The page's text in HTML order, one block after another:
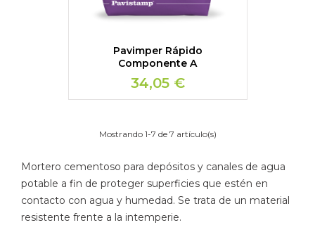
Pavimper Rápido
Componente A
34,05 €
Mostrando 1-7 de 7 artículo(s)
Mortero cementoso para depósitos y canales de agua
potable a fin de proteger superficies que estén en
contacto con agua y humedad. Se trata de un material
resistente frente a la intemperie.